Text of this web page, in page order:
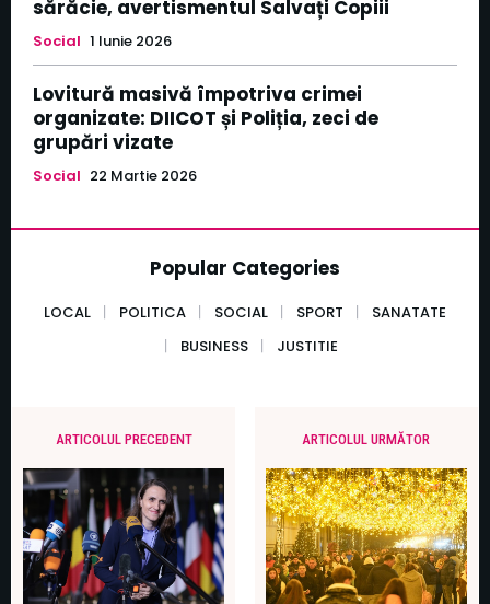
sărăcie, avertismentul Salvați Copiii
Social 1 Iunie 2026
Lovitură masivă împotriva crimei
organizate: DIICOT și Poliția, zeci de
grupări vizate
Social 22 Martie 2026
Popular Categories
LOCAL POLITICA SOCIAL SPORT
SANATATE
BUSINESS
JUSTITIE
ARTICOLUL PRECEDENT ARTICOLUL URMĂTOR